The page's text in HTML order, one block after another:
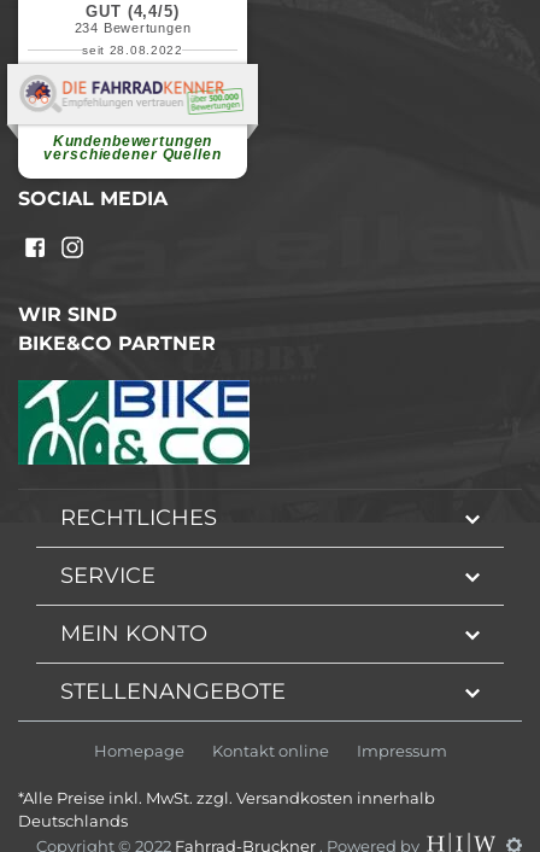
GUT (4,4/5)
234 Bewertungen
seit 28.08.2022
Kundenbewertungen
verschiedener Quellen
Elvira B.
Superschnelle und freundliche
weiterlesen
SOCIAL MEDIA
WIR SIND
BIKE&CO PARTNER
RECHTLICHES
SERVICE
MEIN KONTO
STELLENANGEBOTE
Homepage Kontakt online Impressum
*Alle Preise inkl. MwSt. zzgl. Versandkosten innerhalb
Deutschlands
Copyright © 2022 Fahrrad-Bruckner . Powered by